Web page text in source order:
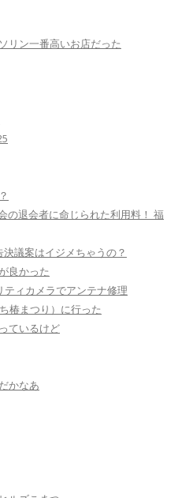
リン一番高いお店だった
の退会者に命じられた利用料！ 福
議案はイジメちゃうの？
良かった
ィカメラでアンテナ修理
椿まつり）に行った
ているけど
かなあ